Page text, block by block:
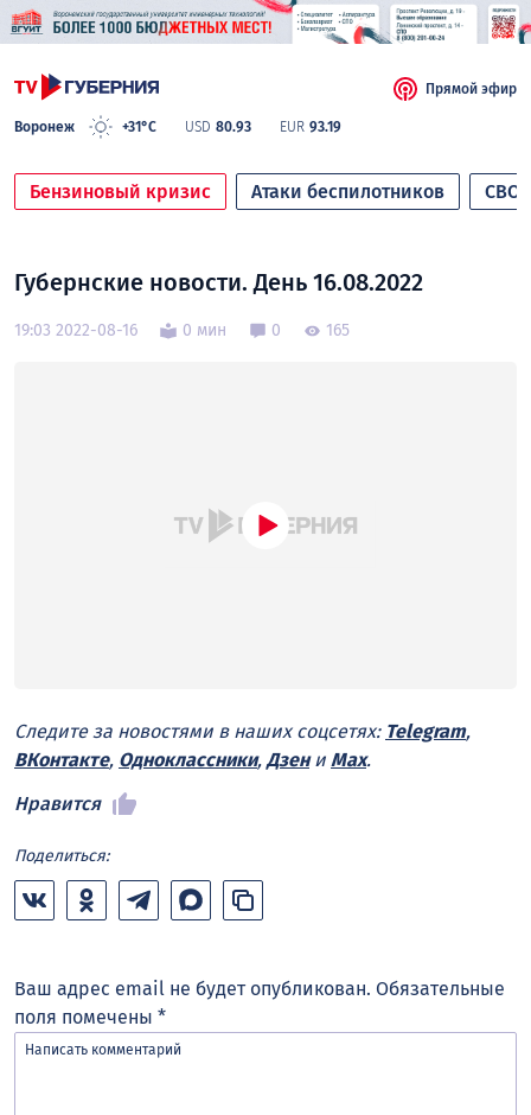
Воронеж +31°C USD 80.93 EUR 93.19
Прямой эфир
Бензиновый кризис Атаки беспилотников СВО
Губернские новости. День 16.08.2022
19:03 2022-08-16 0 мин 0 165
Следите за новостями в наших соцсетях: Telegram,
ВКонтакте, Одноклассники, Дзени Max.
Нравится
Поделиться:
Ваш адрес email не будет опубликован. Обязательные
поля помечены *